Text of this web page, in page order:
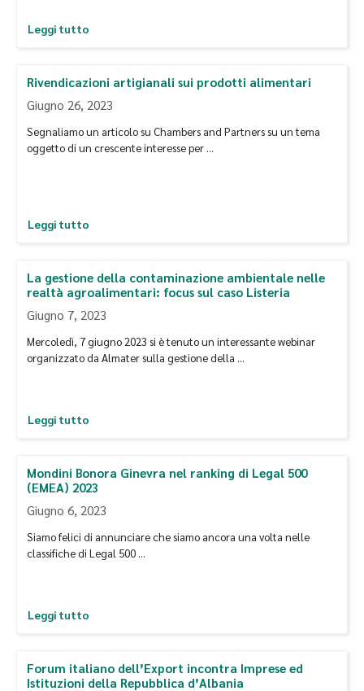
Leggi tutto
Rivendicazioni artigianali sui prodotti alimentari
Giugno 26, 2023
Segnaliamo un articolo su Chambers and Partners su un tema
oggetto di un crescente interesse per …
Leggi tutto
La gestione della contaminazione ambientale nelle
realtà agroalimentari: focus sul caso Listeria
Giugno 7, 2023
Mercoledì, 7 giugno 2023 si è tenuto un interessante webinar
organizzato da Almater sulla gestione della …
Leggi tutto
Mondini Bonora Ginevra nel ranking di Legal 500
(EMEA) 2023
Giugno 6, 2023
Siamo felici di annunciare che siamo ancora una volta nelle
classifiche di Legal 500 …
Leggi tutto
Forum italiano dell’Export incontra Imprese ed
Istituzioni della Repubblica d’Albania